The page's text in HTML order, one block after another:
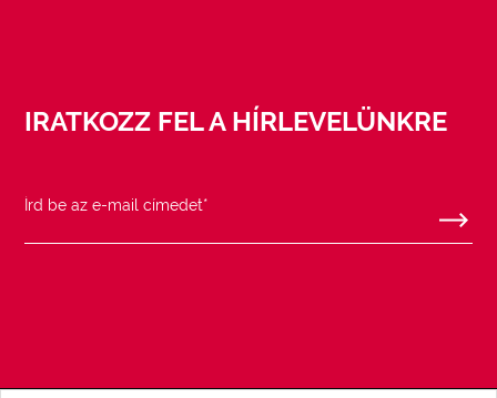
IRATKOZZ FEL A HÍRLEVELÜNKRE